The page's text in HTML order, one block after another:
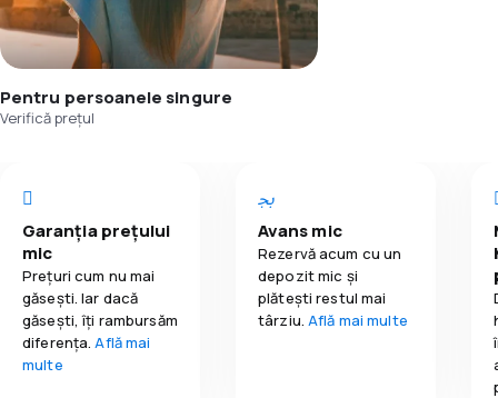
Pentru persoanele singure
Verifică prețul
Garanția prețului
mic
Prețuri cum nu mai
găsești. Iar dacă
găseşti, îți rambursăm
diferența.Află mai
multe
Avans mic
Rezervă acum cu un
depozit mic și
plătești restul mai
târziu.Află mai multe